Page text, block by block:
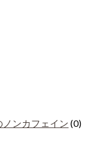
ンカフェイン (0)